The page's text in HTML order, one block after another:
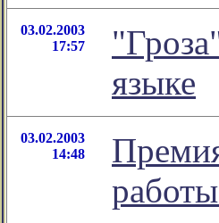
03.02.2003
17:57
языке
03.02.2003
14:48